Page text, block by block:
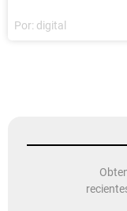
Por: digital